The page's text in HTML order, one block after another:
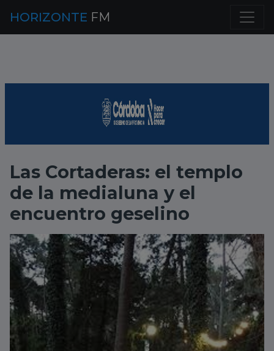
HORIZONTE FM
Las Cortaderas: el templo
de la medialuna y el
encuentro geselino